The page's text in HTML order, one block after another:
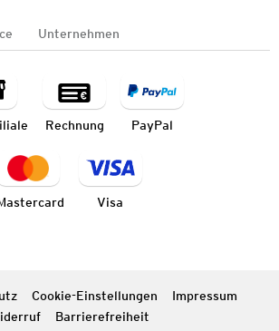
Unternehmen
Rechnung PayPal
Visa
Cookie-Einstellungen
Impressum
Barrierefreiheit